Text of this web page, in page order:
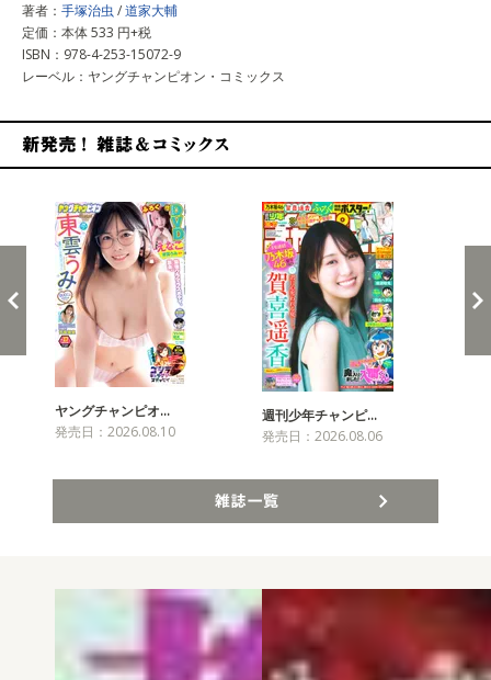
著者： 手塚治虫 /道家大輔
定価：本体 533 円+税
ISBN：978-4-253-15072-9
レーベル：ヤングチャンピオン・コミックス
ヤングチャンピオ…
発売日：2026.08.10
週刊少年チャンピ…
発売日：2026.08.06